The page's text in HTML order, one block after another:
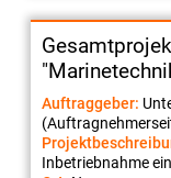
Auftraggeber:
Inbetriebnahme